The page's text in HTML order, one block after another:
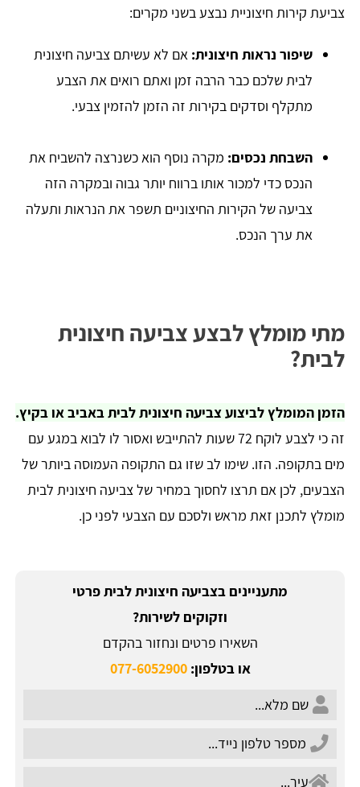
צביעת קירות חיצוניית נבצע בשני מקרים:
שיפור נראות חיצונית: אם לא עשיתם צביעה חיצונית
לבית שלכם כבר הרבה זמן ואתם רואים את הצבע
מתקלף וסדקים בקירות זה הזמן להזמין צבעי.
השבחת נכסים: מקרה נוסף הוא כשנרצה להשביח את
הנכס כדי למכור אותו ברווח יותר גבוה ובמקרה הזה
צביעה של הקירות החיצוניים תשפר את הנראות ותעלה
את ערך הנכס.
מתי מומלץ לבצע צביעה חיצונית
לבית?
הזמן המומלץ לביצוע צביעה חיצונית לבית באביב או בקיץ.
זה כי לצבע לוקח 72 שעות להתייבש ואסור לו לבוא במגע עם
מים בתקופה. הזו. שימו לב שזו גם התקופה העמוסה ביותר של
הצבעים, לכן אם תרצו לחסוך במחיר של צביעה חיצונית לבית
מומלץ לתכנן זאת מראש ולסכם עם הצבעי לפני כן.
מתעניינים בצביעה חיצונית לבית פרטי
וזקוקים לשירות?
השאירו פרטים ונחזור בהקדם
או בטלפון:077-6052900